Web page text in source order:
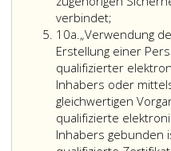
die
von
(bPK)
gemäß
verbindet;
(E-
ID)“:
eine
logische
Einheit,
die
10a.Ziffer
10
a
„Verwendung
Erstellung einer
qualifizierter
Inhabers oder
gleichwertigen
qualifizierte
Inhabers gebunden